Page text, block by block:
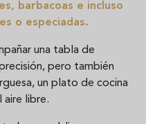
barbacoas e incluso
o especiadas.
una tabla de
pero también
un plato de cocina
aire libre.